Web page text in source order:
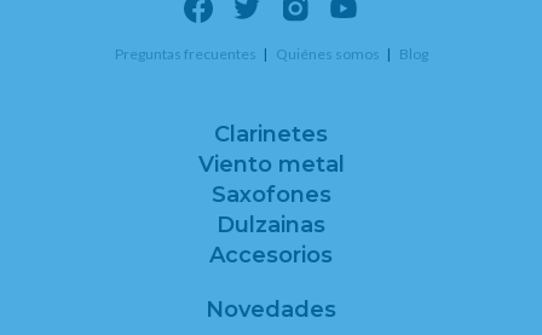
Preguntas frecuentes Quiénes somos Blog
Clarinetes
Viento metal
Saxofones
Dulzainas
Accesorios
Novedades